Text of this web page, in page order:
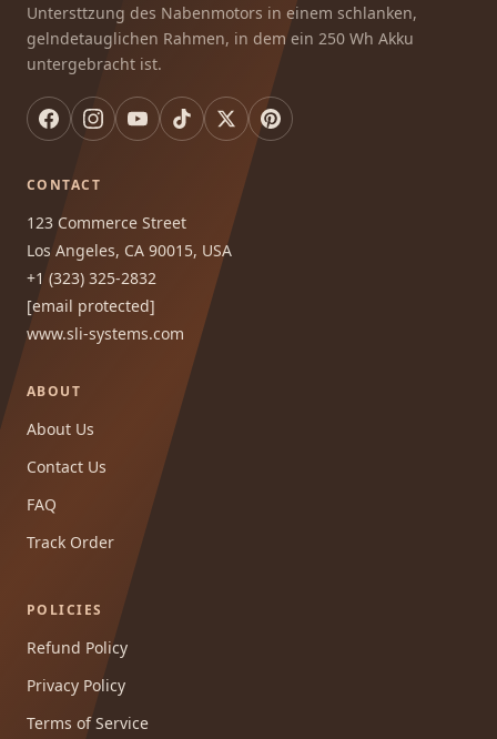
Untersttzung des Nabenmotors in einem schlanken,
gelndetauglichen Rahmen, in dem ein 250 Wh Akku
untergebracht ist.
CONTACT
123 Commerce Street
Los Angeles, CA 90015, USA
+1 (323) 325-2832
[email protected]
www.sli-systems.com
ABOUT
About Us
Contact Us
FAQ
Track Order
POLICIES
Refund Policy
Privacy Policy
Terms of Service